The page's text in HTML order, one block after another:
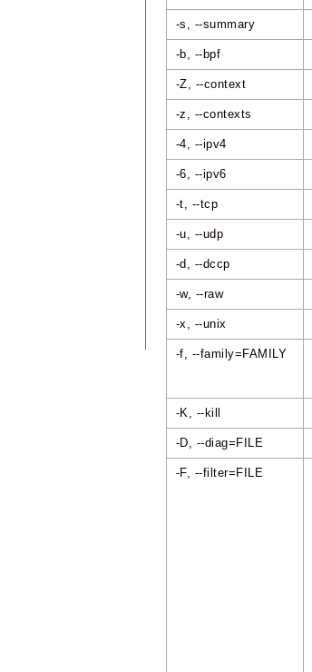
-s, --summary
-b, --bpf
-Z, --context
-z, --contexts
-4, --ipv4
-6, --ipv6
-t, --tcp
-u, --udp
-d, --dccp
-w, --raw
-x, --unix
-f, --family=FAMILY
-K, --kill
-D, --diag=FILE
-F, --filter=FILE